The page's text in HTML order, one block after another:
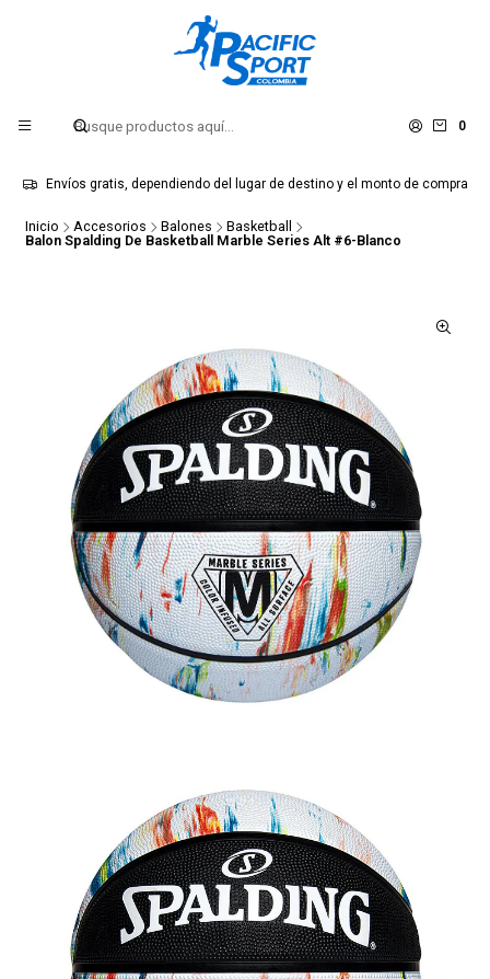
0
Envíos gratis, dependiendo del lugar de destino y el monto de compra
Inicio Accesorios Balones
Basketball
Balon Spalding De Basketball Marble Series Alt #6-Blanco